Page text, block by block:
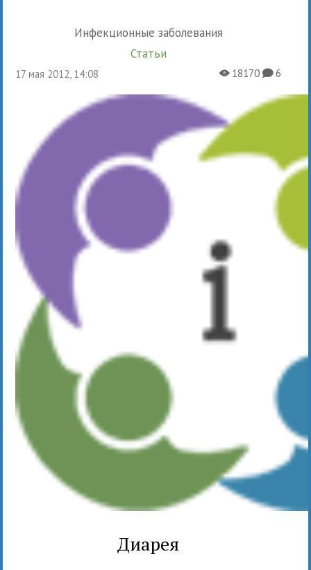
Инфекционные заболевания
Статьи
17 мая 2012, 14:08 X18170K6
Диарея